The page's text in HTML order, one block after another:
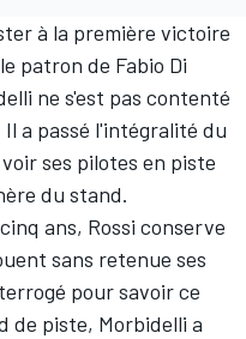
à la première victoire
patron de Fabio Di
ne s'est pas contenté
a passé l'intégralité du
ses pilotes en piste
du stand.
ans, Rossi conserve
sans retenue ses
pour savoir ce
de piste, Morbidelli a